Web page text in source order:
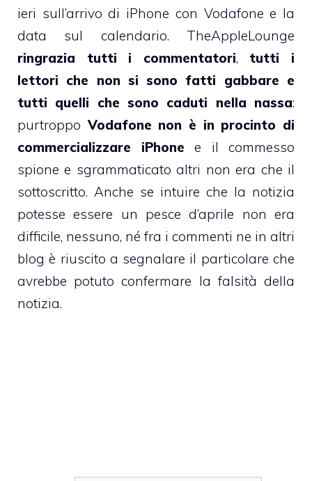
ieri sull’arrivo di iPhone con Vodafone e la
data sul calendario. TheAppleLounge
ringrazia tutti i commentatori, tutti i
lettori che non si sono fatti gabbare e
tutti quelli che sono caduti nella nassa:
purtroppoVodafone non è in procinto di
commercializzare iPhone e il commesso
spione e sgrammaticato altri non era che il
sottoscritto. Anche se intuire che la notizia
potesse essere un pesce d’aprile non era
difficile, nessuno, né fra i commenti ne in altri
blog è riuscito a segnalare il particolare che
avrebbe potuto confermare la falsità della
notizia.